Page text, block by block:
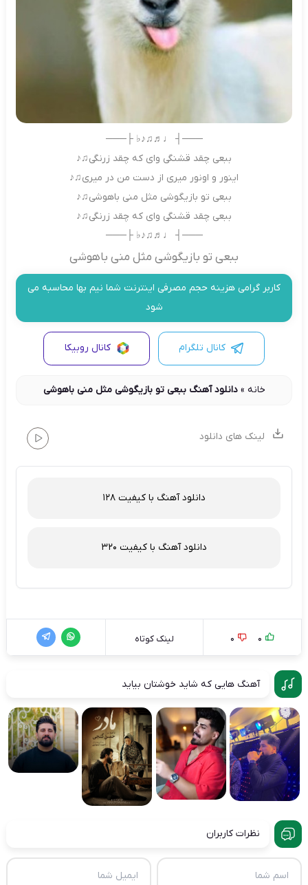
───┤ ♩♬♫♪♭ ├───
ببعی چقد قشنگی وای که چقد زرنگی♫♪
اینور و اونور میری از دست من در میری♫♪
ببعی تو بازیگوشی مثل منی باهوشی♫♪
ببعی چقد قشنگی وای که چقد زرنگی♫♪
───┤ ♩♬♫♪♭ ├───
ببعی تو بازیگوشی مثل منی باهوشی
کاربر گرامی هزینه حجم مصرفی اینترنت شما نیم بها محاسبه می
شود
کانال تلگرام کانال روبیکا
خانه »دانلود آهنگ ببعی تو بازیگوشی مثل منی باهوشی
لینک های دانلود
دانلود آهنگ با کیفیت 128
دانلود آهنگ با کیفیت 320
0
0 لینک کوتاه
آهنگ هایی که شاید خوشتان بیاید
نظرات کاربران